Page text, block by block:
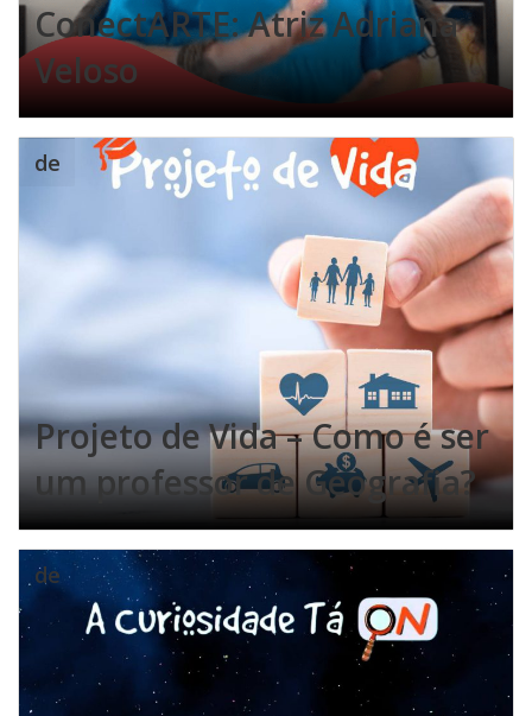
ConectARTE: Atriz Adriana
Veloso
Projeto de Vida – Como é ser
um professor de Geografia?
de
de